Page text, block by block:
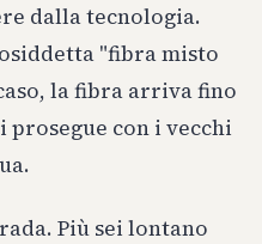
dalla tecnologia.
"fibra misto
la fibra arriva fino
con i vecchi
Più sei lontano